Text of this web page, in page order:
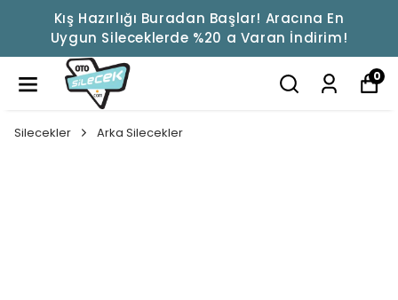
Kış Hazırlığı Buradan Başlar! Aracına En
Uygun Sileceklerde %20 a Varan İndirim!
0
Silecekler Arka Silecekler